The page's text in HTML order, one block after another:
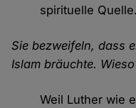
spirituelle Quelle.
Sie bezweifeln, dass
Islam bräuchte.
Weil Luther wie